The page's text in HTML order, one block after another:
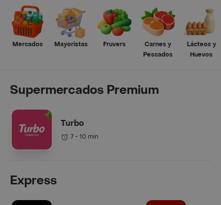
Mercados Mayoristas Fruvers
Carnes y
Pescados
Lácteos y
Huevos
Supermercados Premium
Turbo
7 - 10 min
Express